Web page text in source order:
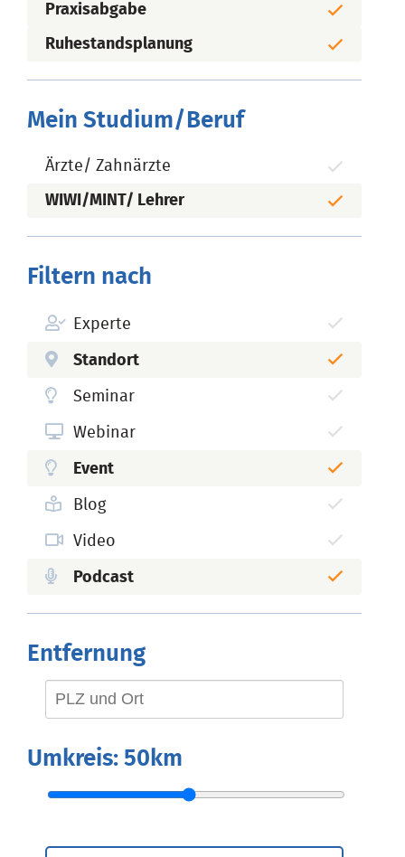
Praxisabgabe
Ruhestandsplanung
Mein Studium/Beruf
Ärzte/ Zahnärzte
WIWI/MINT/ Lehrer
Filtern nach
Experte
Standort
Seminar
Webinar
Event
Blog
Video
Podcast
Entfernung
Umkreis: 50km